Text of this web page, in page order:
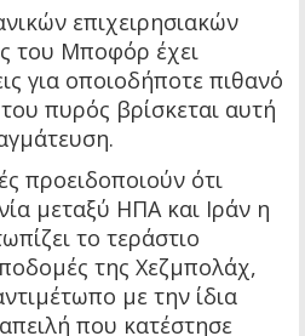
επιχειρησιακών
του Μποφόρ έχει
για οποιοδήποτε πιθανό
πυρός βρίσκεται αυτή
προειδοποιούν ότι
μεταξύ ΗΠΑ και Ιράν η
το τεράστιο
της Χεζμπολάχ,
με την ίδια
που κατέστησε